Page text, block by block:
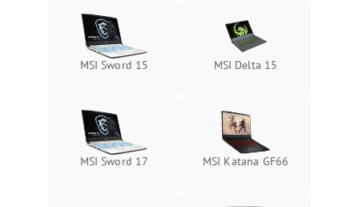
MSI Sword 15 MSI Delta 15
MSI Sword 17 MSI Katana GF66